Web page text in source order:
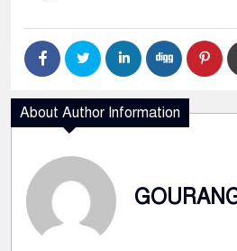
About Author Information